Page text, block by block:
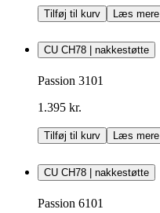
Tilføj til kurv Læs mere
CU CH78 | nakkestøtte
Passion 3101
1.395 kr.
Tilføj til kurv Læs mere
CU CH78 | nakkestøtte
Passion 6101